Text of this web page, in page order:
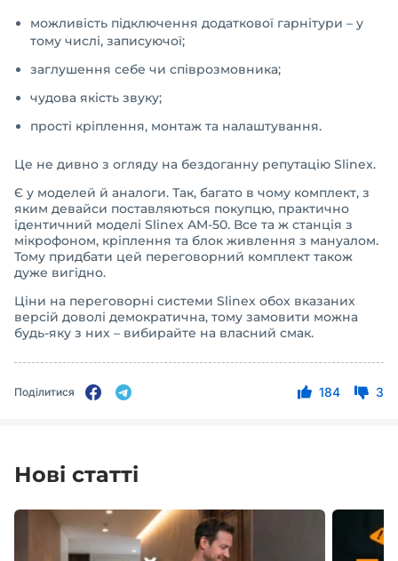
можливість підключення додаткової гарнітури – у
тому числі, записуючої;
заглушення себе чи співрозмовника;
чудова якість звуку;
прості кріплення, монтаж та налаштування.
Це не дивно з огляду на бездоганну репутацію Slinex.
Є у моделей й аналоги. Так, багато в чому комплект, з
яким девайси поставляються покупцю, практично
ідентичний моделі Slinex AM-50. Все та ж станція з
мікрофоном, кріплення та блок живлення з мануалом.
Тому придбати цей переговорний комплект також
дуже вигідно.
Ціни на переговорні системи Slinex обох вказаних
версій доволі демократична, тому замовити можна
будь-яку з них – вибирайте на власний смак.
Поділитися 184 3
Нові статті